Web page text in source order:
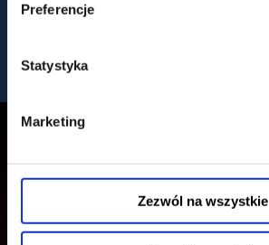
Preferencje
Statystyka
Marketing
Zezwól na wszystkie